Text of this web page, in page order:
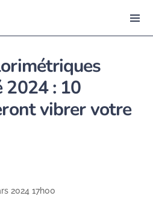
: 10
vibrer votre
2024 17h00